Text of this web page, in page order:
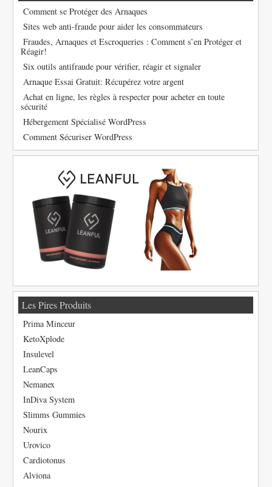
Comment se Protéger des Arnaques
Sites web anti-fraude pour aider les consommateurs
Fraudes, Arnaques et Escroqueries : Comment s’en Protéger et
Réagir!
Six outils antifraude pour vérifier, réagir et signaler
Arnaque Essai Gratuit: Récupérez votre argent
Achat en ligne, les règles à respecter pour acheter en toute
sécurité
Hébergement Spécialisé WordPress
Comment Sécuriser WordPress
Les Pires Produits
Prima Minceur
KetoXplode
Insulevel
LeanCaps
Nemanex
InDiva System
Slimms Gummies
Nourix
Urovico
Cardiotonus
Alviona